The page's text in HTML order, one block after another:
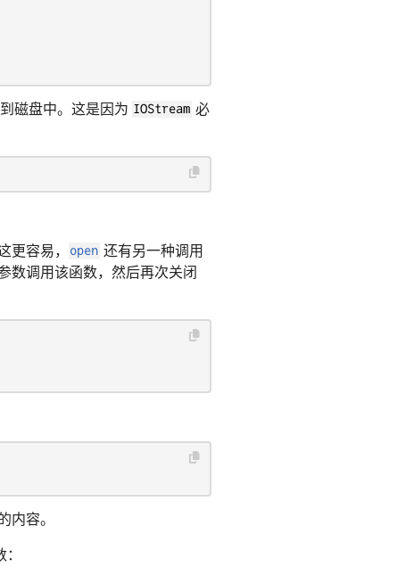
磁盘中。这是因为 IOStream 必
更容易， open 还有另一种调用
数调用该函数，然后再次关闭
内容。